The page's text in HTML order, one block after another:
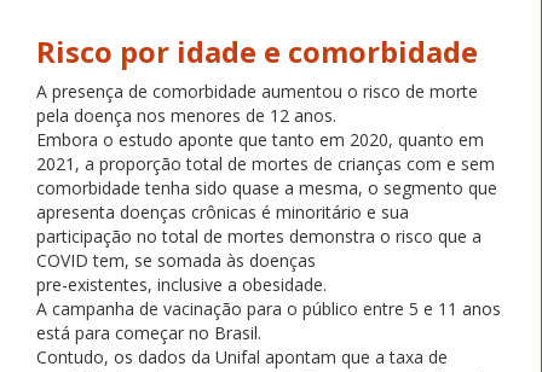
Risco por idade e comorbidade
A presença de comorbidade aumentou o risco de morte
pela doença nos menores de 12 anos.
Embora o estudo aponte que tanto em 2020, quanto em
2021, a proporção total de mortes de crianças com e sem
comorbidade tenha sido quase a mesma, o segmento que
apresenta doenças crônicas é minoritário e sua
participação no total de mortes demonstra o risco que a
COVID tem, se somada às doenças
pre-existentes, inclusive a obesidade.
A campanha de vacinação para o público entre 5 e 11 anos
está para começar no Brasil.
Contudo, os dados da Unifal apontam que a taxa de